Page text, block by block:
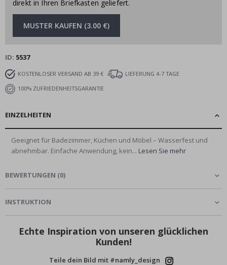
direkt in Ihren Briefkasten geliefert.
MUSTER KAUFEN (3.00 €)
ID 5537
KOSTENLOSER VERSAND AB 39 €
LIEFERUNG 4-7 TAGE
100% ZUFRIEDENHEITSGARANTIE
EINZELHEITEN
Geeignet für Badezimmer, Küchen und Möbel – Wasserfest und
abnehmbar. Einfache Anwendung, kein... Lesen Sie mehr
BEWERTUNGEN (0)
INSTRUKTION
Echte Inspiration von unseren glücklichen
Kunden!
Teile dein Bild mit #namly_design